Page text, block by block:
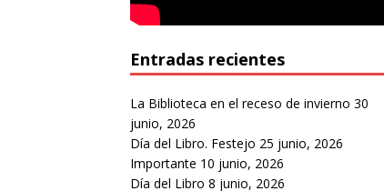
Entradas recientes
La Biblioteca en el receso de invierno 30
junio, 2026
Día del Libro. Festejo 25 junio, 2026
Importante 10 junio, 2026
Día del Libro 8 junio, 2026